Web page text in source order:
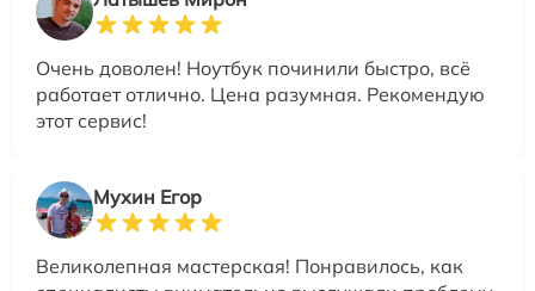
Очень доволен! Ноутбук починили быстро, всё
работает отлично. Цена разумная. Рекомендую
этот сервис!
Мухин Егор
Великолепная мастерская! Понравилось, как